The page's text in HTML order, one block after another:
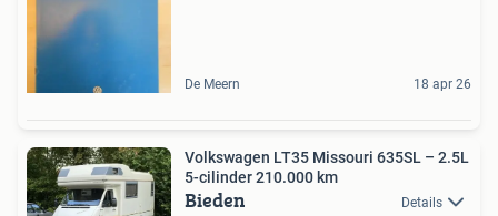
De Meern 18 apr 26
Volkswagen LT35 Missouri 635SL – 2.5L
5-cilinder 210.000 km
Bieden Details